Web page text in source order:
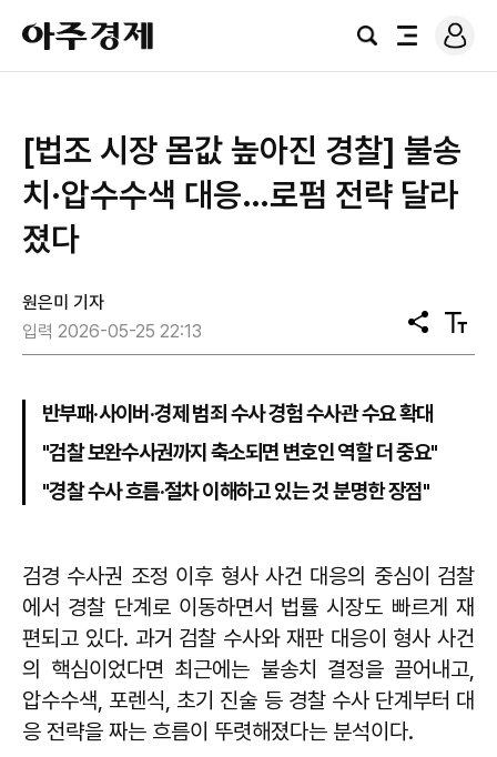
아
주
경
검
전
로
그
[법조 시장 몸값 높아진 경찰] 불송
치·압수수색 대응…로펌 전략 달라
졌다
원은미 기자
입력 2026-05-25 22:13
공
유
텍
스
반부패·사이버·경제 범죄 수사 경험 수사관 수요 확대
"검찰 보완수사권까지 축소되면 변호인 역할 더 중요"
"경찰 수사 흐름·절차 이해하고 있는 것 분명한 장점"
검경 수사권 조정 이후 형사 사건 대응의 중심이 검찰
에서 경찰 단계로 이동하면서 법률 시장도 빠르게 재
편되고 있다. 과거 검찰 수사와 재판 대응이 형사 사건
의 핵심이었다면 최근에는 불송치 결정을 끌어내고,
압수수색, 포렌식, 초기 진술 등 경찰 수사 단계부터 대
응 전략을 짜는 흐름이 뚜렷해졌다는 분석이다.